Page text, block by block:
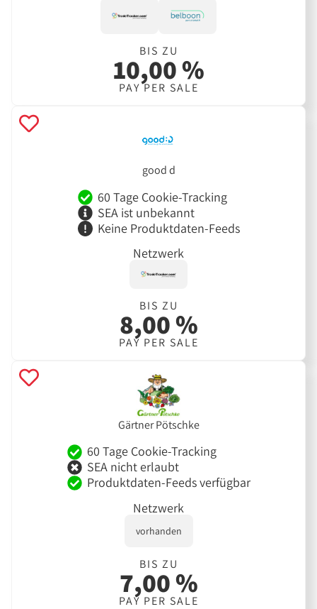
BIS ZU
10,00 %
PAY PER SALE
good d
60 Tage Cookie-Tracking
SEA ist unbekannt
Keine Produktdaten-Feeds
Netzwerk
BIS ZU
8,00 %
PAY PER SALE
Gärtner Pötschke
60 Tage Cookie-Tracking
SEA nicht erlaubt
Produktdaten-Feeds verfügbar
Netzwerk
vorhanden
BIS ZU
7,00 %
PAY PER SALE